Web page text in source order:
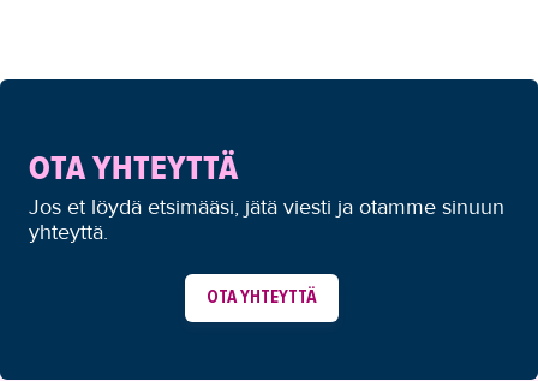
OTA YHTEYTTÄ
Jos et löydä etsimääsi, jätä viesti ja otamme sinuun
yhteyttä.
OTA YHTEYTTÄ